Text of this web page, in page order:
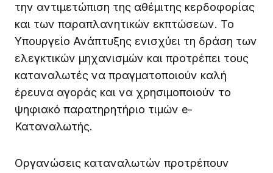
την αντιμετώπιση της αθέμιτης κερδοφορίας
και των παραπλανητικών εκπτώσεων. Το
Υπουργείο Ανάπτυξης ενισχύει τη δράση των
ελεγκτικών μηχανισμών και προτρέπει τους
καταναλωτές να πραγματοποιούν καλή
έρευνα αγοράς και να χρησιμοποιούν το
ψηφιακό παρατηρητήριο τιμών e-
Καταναλωτής.
Οργανώσεις καταναλωτών προτρέπουν